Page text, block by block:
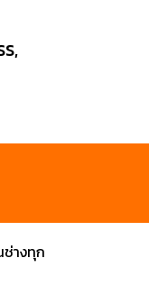
างทุก